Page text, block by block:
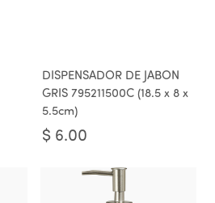
DISPENSADOR DE JABON
GRIS 795211500C (18.5 x 8 x
5.5cm)
$ 6.00